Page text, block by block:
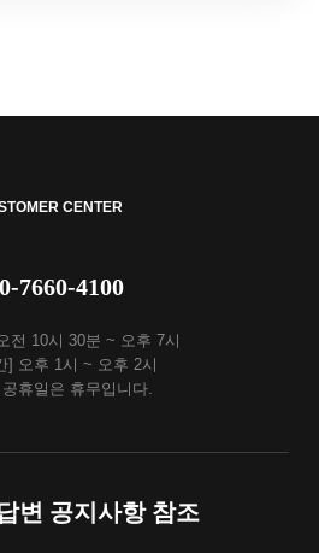
CENTER
7660-4100
전 10시 30분 ~ 오후 7시
] 오후 1시 ~ 오후 2시
휴일은 휴무입니다.
변 공지사항 참조